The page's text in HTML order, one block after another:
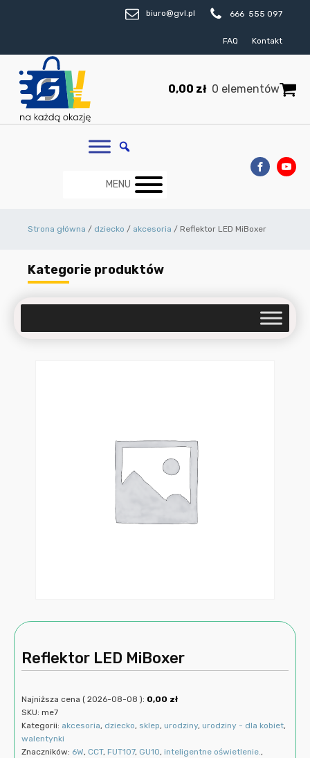
biuro@gvl.pl 666 555 097
FAQ Kontakt
0,00 zł 0 elementów
MENU
Strona główna / dziecko / akcesoria / Reflektor LED MiBoxer
Kategorie produktów
Reflektor LED MiBoxer
Najniższa cena ( 2026-08-08 ): 0,00 zł
SKU: me7
Kategorii: akcesoria, dziecko, sklep, urodziny, urodziny - dla kobiet,
walentynki
Znaczników: 6W, CCT, FUT107, GU10, inteligentne oświetlenie.,